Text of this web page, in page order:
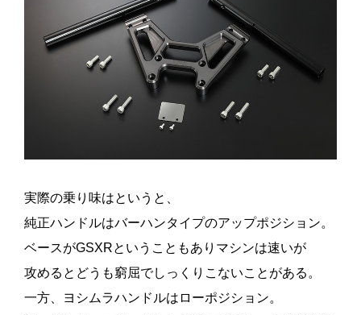
実際の乗り味はというと、
純正ハンドルはバーハンタイプのアップポジション。
ベースがGSXRということもありマシンは速いが
攻めるとどうも窮屈でしっくりこないことがある。
一方、ヨシムラハンドルはローポジション。